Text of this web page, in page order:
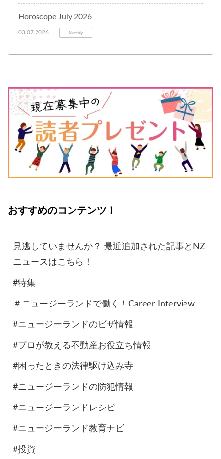
Horoscope July 2026
03.07.2026 Monthly
おすすめのコンテンツ！
見逃していませんか？ 最近追加された記事とNZ
ニュースはこちら！
#特集
＃ニュージーランドで働く！Career Interview
#ニュージーランドのビザ情報
#プロが教える不動産お役立ち情報
#困ったときの法律駆け込み寺
#ニュージーランドの防犯情報
#ニュージーランドレシピ
#ニュージーランド教育ナビ
#投資